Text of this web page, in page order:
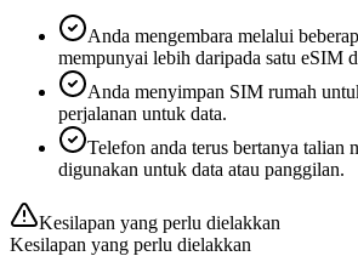
Anda mengembara melalui
mempunyai lebih daripada satu eSIM
Anda menyimpan SIM rumah
perjalanan untuk data.
Telefon anda terus bertanya talian
digunakan untuk data atau panggilan.
Kesilapan yang perlu dielakkan
Kesilapan yang perlu dielakkan